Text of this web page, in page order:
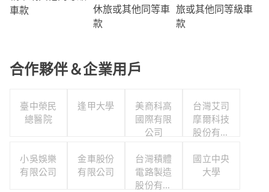
車款
休旅或其他同等車
款
旅或其他同等級車
款
合作夥伴＆企業用戶
臺中榮民
總醫院
逢甲大學
美商科高
國際有限
公司
台灣艾司
摩爾科技
股份有限
小吳娛樂
有限公司
金車股份
有限公司
台灣積體
電路製造
股份有限
國立中央
大學